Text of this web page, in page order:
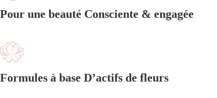
Pour une beauté Consciente & engagée
Formules à base D’actifs de fleurs